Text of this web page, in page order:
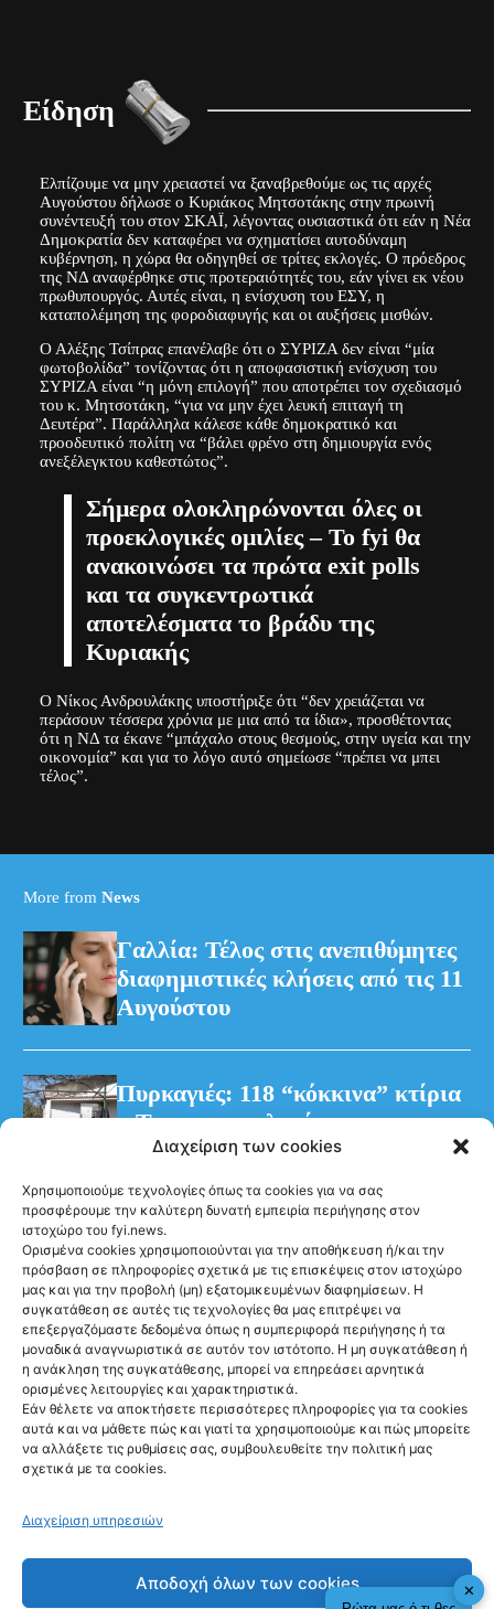
Διαχείριση των cookies
Χρησιμοποιούμε τεχνολογίες όπως τα cookies για να σας
προσφέρουμε την καλύτερη δυνατή εμπειρία περιήγησης στον
ιστοχώρο του fyi.news.
Ορισμένα cookies χρησιμοποιούνται για την αποθήκευση ή/και την
πρόσβαση σε πληροφορίες σχετικά με τις επισκέψεις στον ιστοχώρο
μας και για την προβολή (μη) εξατομικευμένων διαφημίσεων. Η
συγκατάθεση σε αυτές τις τεχνολογίες θα μας επιτρέψει να
επεξεργαζόμαστε δεδομένα όπως η συμπεριφορά περιήγησης ή τα
μοναδικά αναγνωριστικά σε αυτόν τον ιστότοπο. Η μη συγκατάθεση ή
η ανάκληση της συγκατάθεσης, μπορεί να επηρεάσει αρνητικά
ορισμένες λειτουργίες και χαρακτηριστικά.
Εάν θέλετε να αποκτήσετε περισσότερες πληροφορίες για τα cookies
αυτά και να μάθετε πώς και γιατί τα χρησιμοποιούμε και πώς μπορείτε
να αλλάξετε τις ρυθμίσεις σας, συμβουλευθείτε την πολιτική μας
σχετικά με τα cookies.
Διαχείριση υπηρεσιών
Αποδοχή όλων των cookies
Είδηση
Ελπίζουμε να μην χρειαστεί να ξαναβρεθούμε ως τις αρχές
Αυγούστου δήλωσε ο Κυριάκος Μητσοτάκης στην πρωινή
συνέντευξή του στον ΣΚΑΪ, λέγοντας ουσιαστικά ότι εάν η Νέα
Δημοκρατία δεν καταφέρει να σχηματίσει αυτοδύναμη
κυβέρνηση, η χώρα θα οδηγηθεί σε τρίτες εκλογές. Ο πρόεδρος
της ΝΔ αναφέρθηκε στις προτεραιότητές του, εάν γίνει εκ νέου
πρωθυπουργός. Αυτές είναι, η ενίσχυση του ΕΣΥ, η
καταπολέμηση της φοροδιαφυγής και οι αυξήσεις μισθών.
Ο Αλέξης Τσίπρας επανέλαβε ότι ο ΣΥΡΙΖΑ δεν είναι “μία
φωτοβολίδα” τονίζοντας ότι η αποφασιστική ενίσχυση του
ΣΥΡΙΖΑ είναι “η μόνη επιλογή” που αποτρέπει τον σχεδιασμό
του κ. Μητσοτάκη, “για να μην έχει λευκή επιταγή τη
Δευτέρα”. Παράλληλα κάλεσε κάθε δημοκρατικό και
προοδευτικό πολίτη να “βάλει φρένο στη δημιουργία ενός
ανεξέλεγκτου καθεστώτος”.
Σήμερα ολοκληρώνονται όλες οι
προεκλογικές ομιλίες – Το fyi θα
ανακοινώσει τα πρώτα exit polls
και τα συγκεντρωτικά
αποτελέσματα το βράδυ της
Κυριακής
Ο Νίκος Ανδρουλάκης υποστήριξε ότι “δεν χρειάζεται να
περάσουν τέσσερα χρόνια με μια από τα ίδια», προσθέτοντας
ότι η ΝΔ τα έκανε “μπάχαλο στους θεσμούς, στην υγεία και την
οικονομία” και για το λόγο αυτό σημείωσε “πρέπει να μπει
τέλος”.
More from News
Γαλλία: Τέλος στις ανεπιθύμητες
διαφημιστικές κλήσεις από τις 11
Αυγούστου
Πυρκαγιές: 118 “κόκκινα” κτίρια
– Τρεις προφυλακίσεις για τη
φωτιά στη Βοιωτία
Ακολούθησέ μας
Newsletter
✕